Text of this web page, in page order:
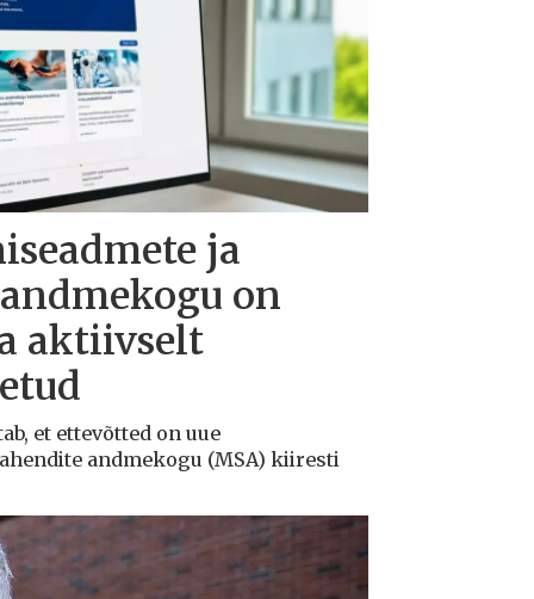
ja
on
aktiivselt
et ettevõtted on uue
andmekogu (MSA) kiiresti